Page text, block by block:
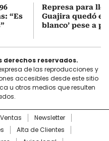
“Es
Represa para
Guajira quedó en
blanco’ pese a
derechos reservados.
de las reproducciones y
accesibles desde este sitio
u otros medios que resulten
Newsletter
Alta de Clientes